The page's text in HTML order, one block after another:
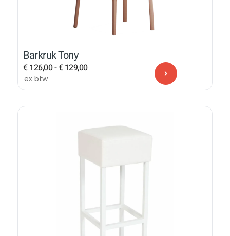
Barkruk Tony
€126,00-€129,00
ex btw